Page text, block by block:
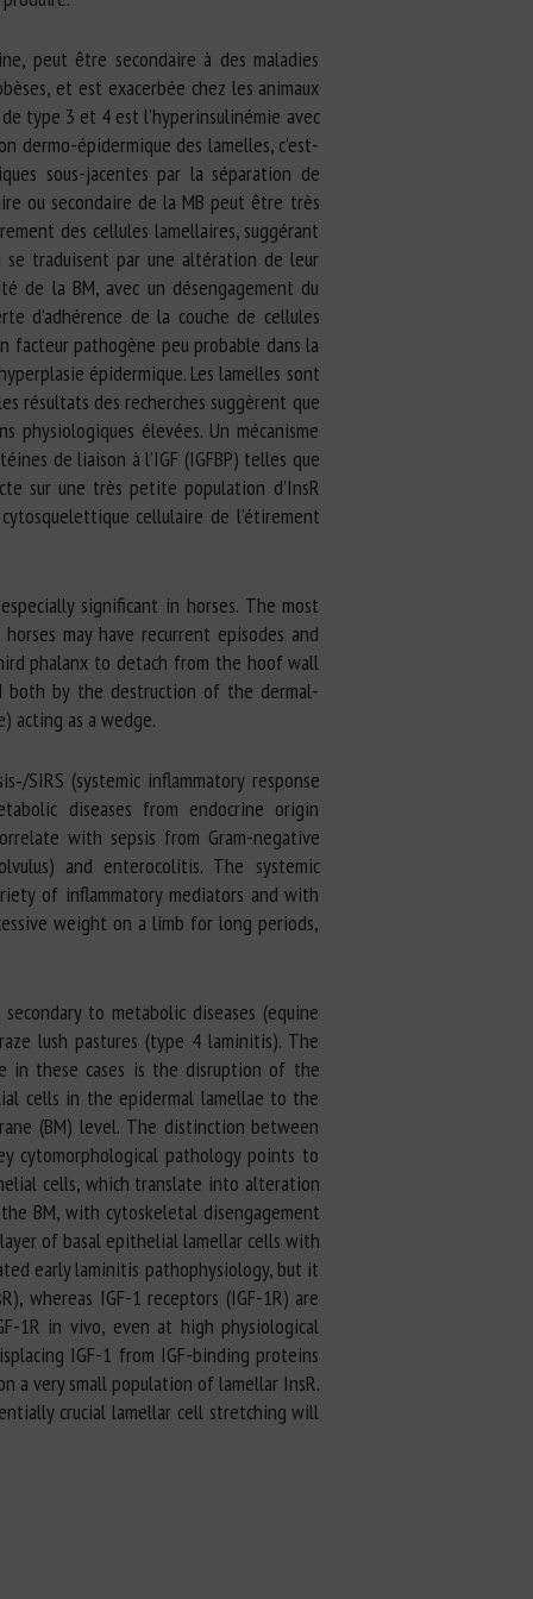
peut être secondaire à des maladies
et est exacerbée chez les animaux
type 3 et 4 est l’hyperinsulinémie avec
dermo-épidermique des lamelles, c’est-
sous-jacentes par la séparation de
ou secondaire de la MB peut être très
des cellules lamellaires, suggérant
traduisent par une altération de leur
de la BM, avec un désengagement du
d’adhérence de la couche de cellules
facteur pathogène peu probable dans la
épidermique. Les lamelles sont
résultats des recherches suggèrent que
physiologiques élevées. Un mécanisme
de liaison à l’IGF (IGFBP) telles que
sur une très petite population d’InsR
cellulaire de l’étirement
significant in horses. The most
may have recurrent episodes and
phalanx to detach from the hoof wall
by the destruction of the dermal-
acting as a wedge.
SIRS (systemic inflammatory response
diseases from endocrine origin
with sepsis from Gram-negative
and enterocolitis. The systemic
of inflammatory mediators and with
weight on a limb for long periods,
to metabolic diseases (equine
lush pastures (type 4 laminitis). The
in these cases is the disruption of the
cells in the epidermal lamellae to the
(BM) level. The distinction between
cytomorphological pathology points to
cells, which translate into alteration
BM, with cytoskeletal disengagement
of basal epithelial lamellar cells with
early laminitis pathophysiology, but it
whereas IGF-1 receptors (IGF-1R) are
1R in vivo, even at high physiological
IGF-1 from IGF-binding proteins
a very small population of lamellar InsR.
crucial lamellar cell stretching will